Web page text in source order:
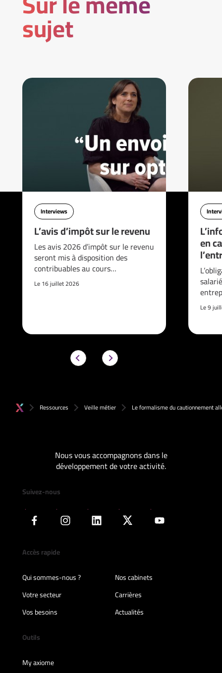
sujet
Interviews
L’avis d’impôt sur le revenu
Les avis 2026 d’impôt sur le revenu
seront mis à disposition des
contribuables au cours…
Le 16 juillet 2026
en
Le 9
Ressources Veille métier Le formalisme du cautionnement
Nous vous accompagnons dans le
développement de votre activité.
Suivez-nous
Accès rapide
Qui sommes-nous ?
Nos cabinets
Votre secteur
Carrières
Vos besoins
Actualités
Outils
My axiome